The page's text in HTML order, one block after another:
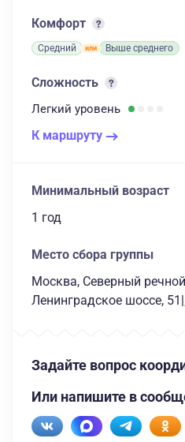
Комфорт
Средний Выше среднего
Сложность
Легкий уровень
К маршруту
Минимальный возраст
1 год
Место сбора группы
Москва, Северный
Ленинградское шоссе,
Задайте вопрос
Или напишите в